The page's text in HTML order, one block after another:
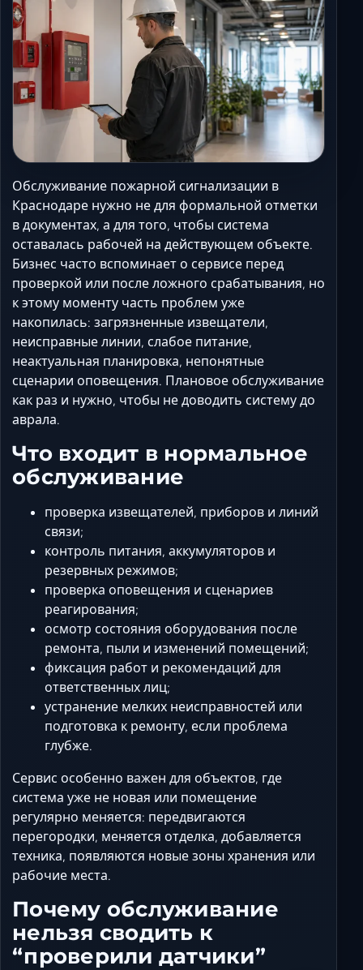
Минеральные Воды
Назрань
Нальчик
Новороссийск
Пятигорск
Ростов-на-Дону
Севастополь
Ставрополь
Таганрог
Феодосия
Черкесск
Обслуживание пожарной сигнализации в
Краснодаре нужно не для формальной отметки
в документах, а для того, чтобы система
оставалась рабочей на действующем объекте.
Бизнес часто вспоминает о сервисе перед
проверкой или после ложного срабатывания, но
к этому моменту часть проблем уже
накопилась: загрязненные извещатели,
неисправные линии, слабое питание,
неактуальная планировка, непонятные
сценарии оповещения. Плановое обслуживание
как раз и нужно, чтобы не доводить систему до
аврала.
Что входит в нормальное
обслуживание
проверка извещателей, приборов и линий
связи;
контроль питания, аккумуляторов и
резервных режимов;
проверка оповещения и сценариев
реагирования;
осмотр состояния оборудования после
ремонта, пыли и изменений помещений;
фиксация работ и рекомендаций для
ответственных лиц;
устранение мелких неисправностей или
подготовка к ремонту, если проблема
глубже.
Сервис особенно важен для объектов, где
система уже не новая или помещение
регулярно меняется: передвигаются
перегородки, меняется отделка, добавляется
техника, появляются новые зоны хранения или
рабочие места.
Почему обслуживание
нельзя сводить к
“проверили датчики”